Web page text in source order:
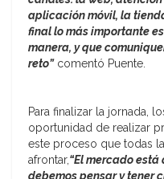
aplicación móvil, la
final lo más importante
manera, y que
reto”comentó Puente.
Para finalizar la jornada,
oportunidad de realizar
este proceso que todas
afrontar,“El mercado
debemos pensar y tener